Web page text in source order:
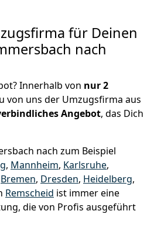
für Deinen
nach
Innerhalb von nur 2
von uns der Umzugsfirma aus
Angebot, das Dich
nach zum Beispiel
, Mannheim, Karlsruhe,
Bremen, Dresden, Heidelberg,
Remscheid ist immer eine
die von Profis ausgeführt